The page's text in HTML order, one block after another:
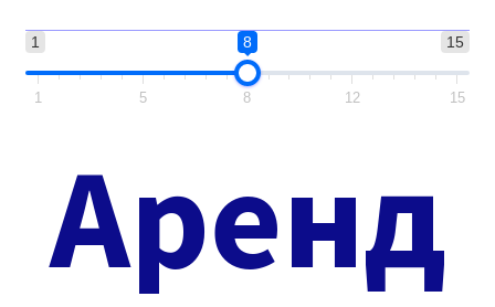
1 15
8
1 5 8 12 15
Аренд